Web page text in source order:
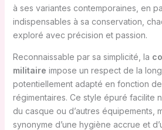
à ses variantes contemporaines, en
indispensables à sa conservation,
exploré avec précision et passion.
Reconnaissable par sa simplicité, la
militaire impose un respect de la
potentiellement adapté en fonction
régimentaires. Ce style épuré facilite
du casque ou d’autres équipements,
synonyme d’une hygiène accrue et